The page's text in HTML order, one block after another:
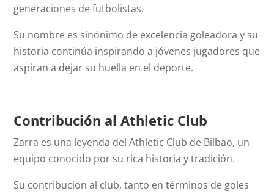
generaciones de futbolistas.
Su nombre es sinónimo de excelencia goleadora y su
historia continúa inspirando a jóvenes jugadores que
aspiran a dejar su huella en el deporte.
Contribución al Athletic Club
Zarra es una leyenda del Athletic Club de Bilbao, un
equipo conocido por su rica historia y tradición.
Su contribución al club, tanto en términos de goles